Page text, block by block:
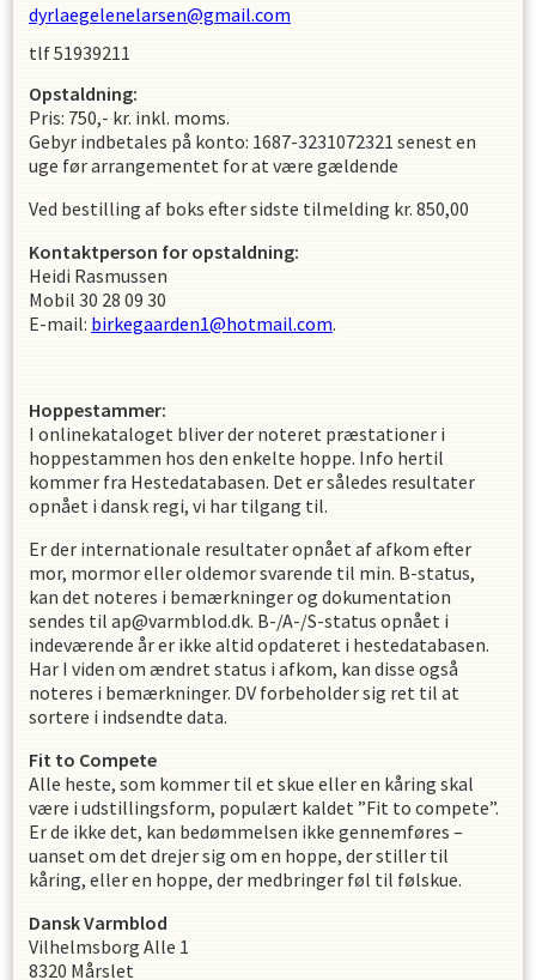
dyrlaegelenelarsen@gmail.com
tlf 51939211
Opstaldning:
Pris: 750,- kr. inkl. moms.
Gebyr indbetales på konto: 1687-3231072321 senest en
uge før arrangementet for at være gældende
Ved bestilling af boks efter sidste tilmelding kr. 850,00
Kontaktperson for opstaldning:
Heidi Rasmussen
Mobil 30 28 09 30
E-mail: birkegaarden1@hotmail.com.
Hoppestammer:
I onlinekataloget bliver der noteret præstationer i
hoppestammen hos den enkelte hoppe. Info hertil
kommer fra Hestedatabasen. Det er således resultater
opnået i dansk regi, vi har tilgang til.
Er der internationale resultater opnået af afkom efter
mor, mormor eller oldemor svarende til min. B-status,
kan det noteres i bemærkninger og dokumentation
sendes til ap@varmblod.dk. B-/A-/S-status opnået i
indeværende år er ikke altid opdateret i hestedatabasen.
Har I viden om ændret status i afkom, kan disse også
noteres i bemærkninger. DV forbeholder sig ret til at
sortere i indsendte data.
Fit to Compete
Alle heste, som kommer til et skue eller en kåring skal
være i udstillingsform, populært kaldet ”Fit to compete”.
Er de ikke det, kan bedømmelsen ikke gennemføres –
uanset om det drejer sig om en hoppe, der stiller til
kåring, eller en hoppe, der medbringer føl til følskue.
Dansk Varmblod
Vilhelmsborg Alle 1
8320 Mårslet